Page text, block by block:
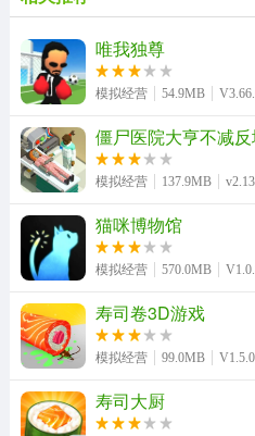
唯我独尊
模拟经营 54.9MB
僵尸医院大亨不减
模拟经营 137.9MB
猫咪博物馆
模拟经营 570.0MB
寿司卷3D游戏
模拟经营 99.0MB V1.5.0
寿司大厨